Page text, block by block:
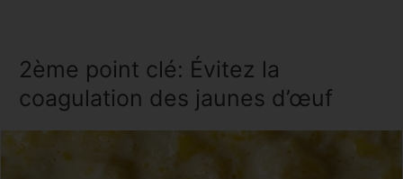
2ème point clé: Évitez la
coagulation des jaunes d’œuf